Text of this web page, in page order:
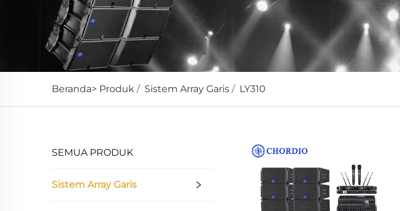
Beranda> Produk / Sistem Array Garis / LY310
SEMUA PRODUK
Sistem Array Garis